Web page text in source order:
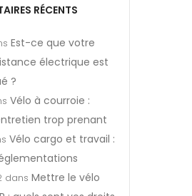
RÉCENTS
Est-ce que votre
électrique est
?
Vélo à courroie :
trop prenant
Vélo cargo et travail :
dans Mettre le vélo